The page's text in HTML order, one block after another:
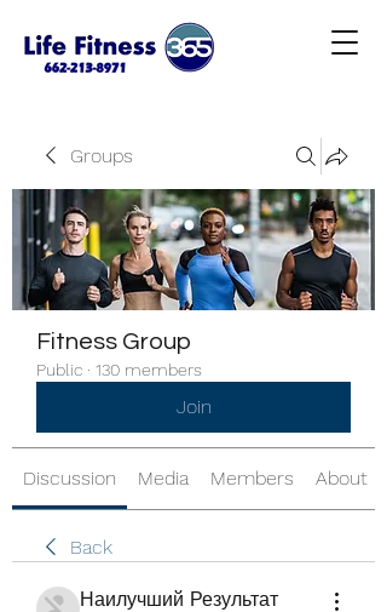
Groups
Fitness Group
Public · 130 members
Join
Discussion Media Members About
Back
Наилучший Результат